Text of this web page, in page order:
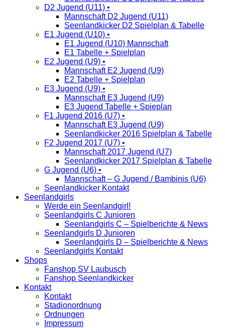
D2 Jugend (U11) •
Mannschaft D2 Jugend (U11)
Seenlandkicker D2 Spielplan & Tabelle
E1 Jugend (U10) •
E1 Jugend (U10) Mannschaft
E1 Tabelle + Spielplan
E2 Jugend (U9) •
Mannschaft E2 Jugend (U9)
E2 Tabelle + Spielplan
E3 Jugend (U9) •
Mannschaft E3 Jugend (U9)
E3 Jugend Tabelle + Spieplan
F1 Jugend 2016 (U7) •
Mannschaft E3 Jugend (U9)
Seenlandkicker 2016 Spielplan & Tabelle
F2 Jugend 2017 (U7) •
Mannschaft 2017 Jugend (U7)
Seenlandkicker 2017 Spielplan & Tabelle
G Jugend (U6) •
Mannschaft – G Jugend / Bambinis (U6)
Seenlandkicker Kontakt
Seenlandgirls
Werde ein Seenlandgirl!
Seenlandgirls C Junioren
Seenlandgirls C – Spielberichte & News
Seenlandgirls D Junioren
Seenlandgirls D – Spielberichte & News
Seenlandgirls Kontakt
Shops
Fanshop SV Laubusch
Fanshop Seenlandkicker
Kontakt
Kontakt
Stadionordnung
Ordnungen
Impressum